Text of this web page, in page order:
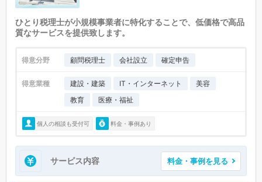
ひとり税理士が小規模事業者に特化することで、低価格で高品
質なサービスを提供致します。
得意分野 顧問税理士 会社設立 確定申告
得意業種 建設・建築 IT・インターネット
美容
教育
医療・福祉
個人の相談も受付可 料金・事例あり
サービス内容 料金・事例を見る